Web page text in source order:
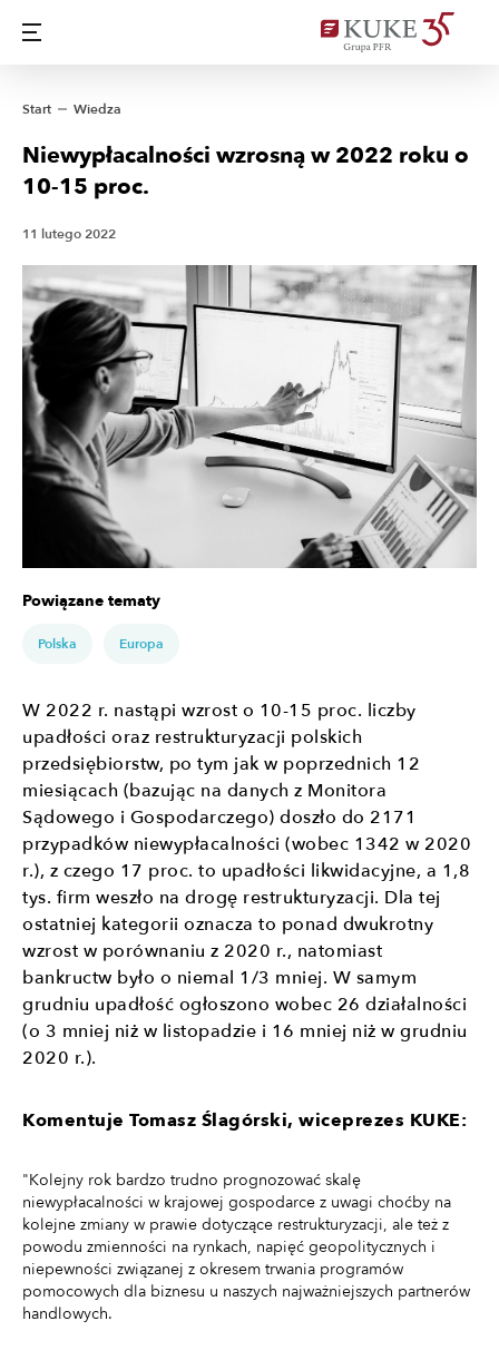
Start Wiedza
Niewypłacalności wzrosną w 2022 roku o
10-15 proc.
11 lutego 2022
W 2022 r. nastąpi wzrost o 10-15 proc. liczby
upadłości oraz restrukturyzacji polskich
przedsiębiorstw, po tym jak w poprzednich 12
miesiącach (bazując na danych z Monitora
Sądowego i Gospodarczego) doszło do 2171
przypadków niewypłacalności (wobec 1342 w 2020
r.), z czego 17 proc. to upadłości likwidacyjne, a 1,8
tys. firm weszło na drogę restrukturyzacji. Dla tej
ostatniej kategorii oznacza to ponad dwukrotny
wzrost w porównaniu z 2020 r., natomiast
bankructw było o niemal 1/3 mniej. W samym
grudniu upadłość ogłoszono wobec 26 działalności
(o 3 mniej niż w listopadzie i 16 mniej niż w grudniu
2020 r.).
Powiązane tematy
Polska Europa
Komentuje Tomasz Ślagórski, wiceprezes KUKE:
"Kolejny rok bardzo trudno prognozować skalę
niewypłacalności w krajowej gospodarce z uwagi choćby na
kolejne zmiany w prawie dotyczące restrukturyzacji, ale też z
powodu zmienności na rynkach, napięć geopolitycznych i
niepewności związanej z okresem trwania programów
pomocowych dla biznesu u naszych najważniejszych partnerów
handlowych.